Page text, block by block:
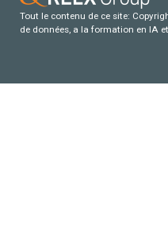
Tout le contenu de ce site:
de données, a la formation en IA